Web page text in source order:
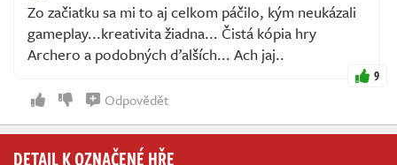
Zo začiatku sa mi to aj celkom páčilo, kým neukázali
gameplay...kreativita žiadna... Čistá kópia hry
Archero a podobných ďalších... Ach jaj..
9
Odpovědět
DETAIL K OZNAČENÉ HŘE